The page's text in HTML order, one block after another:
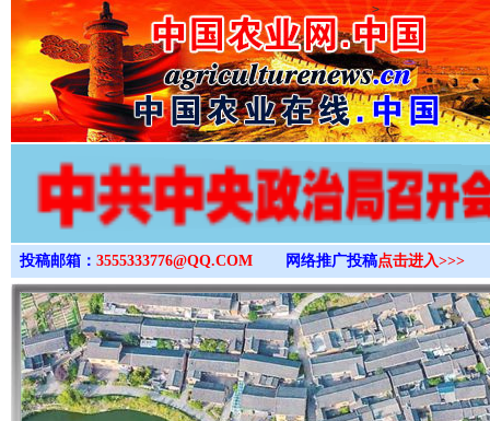
>
投稿邮箱： 3555333776@QQ.COM 网络推广投稿点击进入>>>